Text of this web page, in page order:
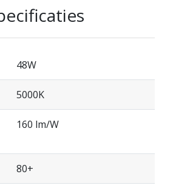
48W
5000K
160 lm/W
80+